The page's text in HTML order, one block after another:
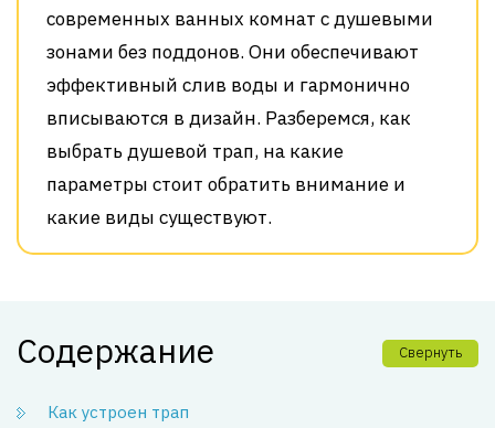
современных ванных комнат с душевыми
зонами без поддонов. Они обеспечивают
эффективный слив воды и гармонично
вписываются в дизайн. Разберемся, как
выбрать душевой трап, на какие
параметры стоит обратить внимание и
какие виды существуют.
Содержание Свернуть
Как устроен трап